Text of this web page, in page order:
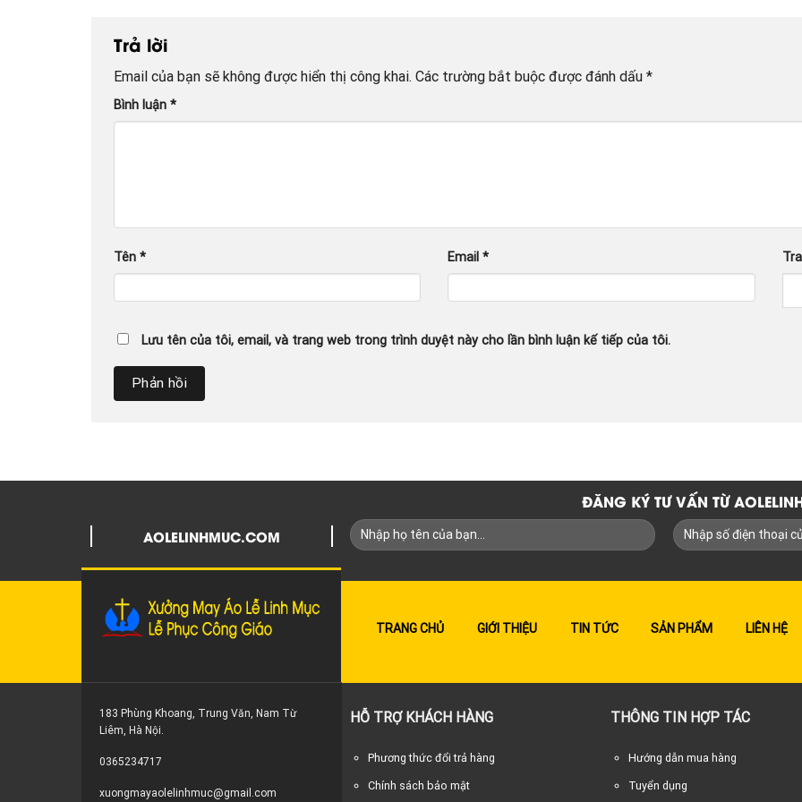
Trả lời
Email của bạn sẽ không được hiển thị công khai. Các trường bắt buộc được đánh dấu *
Bình luận *
Tên * Email*
Lưu tên của tôi, email, và trang web trong trình duyệt này cho lần bình luận kế tiếp của tôi.
AOLELINHMUC.COM
ĐĂNG KÝ TƯ VẤN TỪ
TRANG CHỦ GIỚI THIỆU TIN TỨC SẢN PHẨM LIÊN HỆ
183 Phùng Khoang, Trung Văn, Nam Từ
Liêm, Hà Nội.
0365234717
xuongmayaolelinhmuc@gmail.com
HỖ TRỢ KHÁCH HÀNG
Phương thức đổi trả hàng
Chính sách bảo mật
THÔNG TIN HỢP TÁC
Hướng dẫn mua hàng
Tuyển dụng